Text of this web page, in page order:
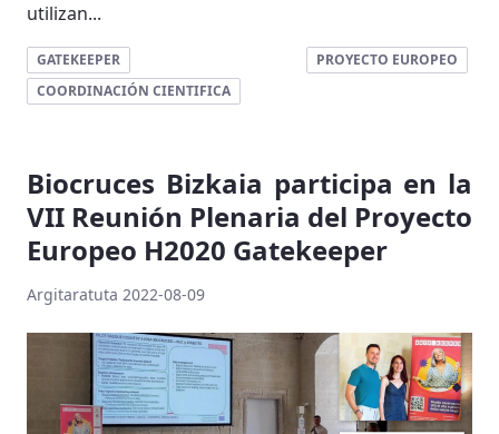
utilizan...
GATEKEEPER
PROYECTO EUROPEO
COORDINACIÓN CIENTIFICA
Biocruces Bizkaia participa en la
VII Reunión Plenaria del Proyecto
Europeo H2020 Gatekeeper
Argitaratuta 2022-08-09